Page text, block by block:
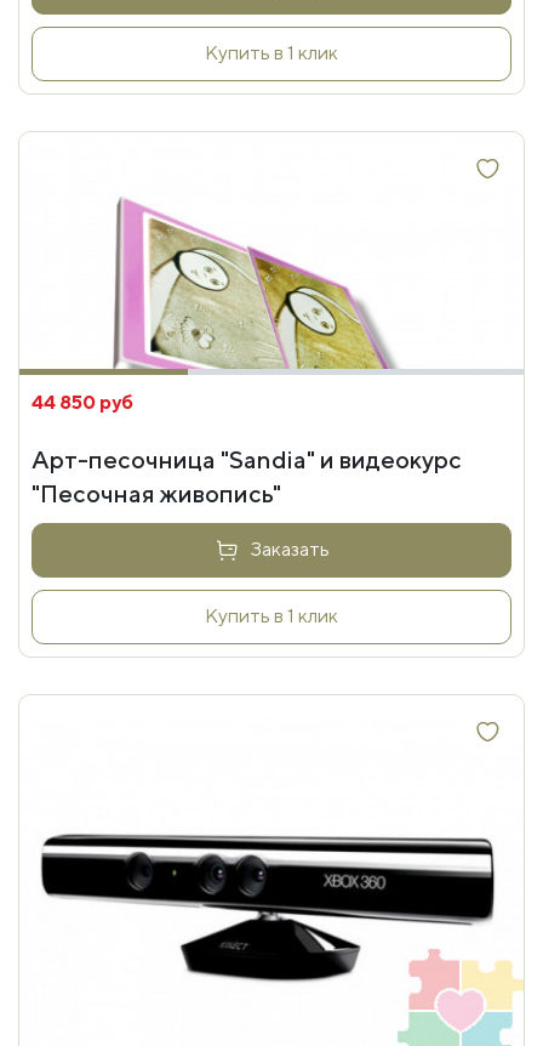
Купить в 1 клик
44 850 руб
Арт-песочница "Sandia" и видеокурс
"Песочная живопись"
Заказать
Купить в 1 клик